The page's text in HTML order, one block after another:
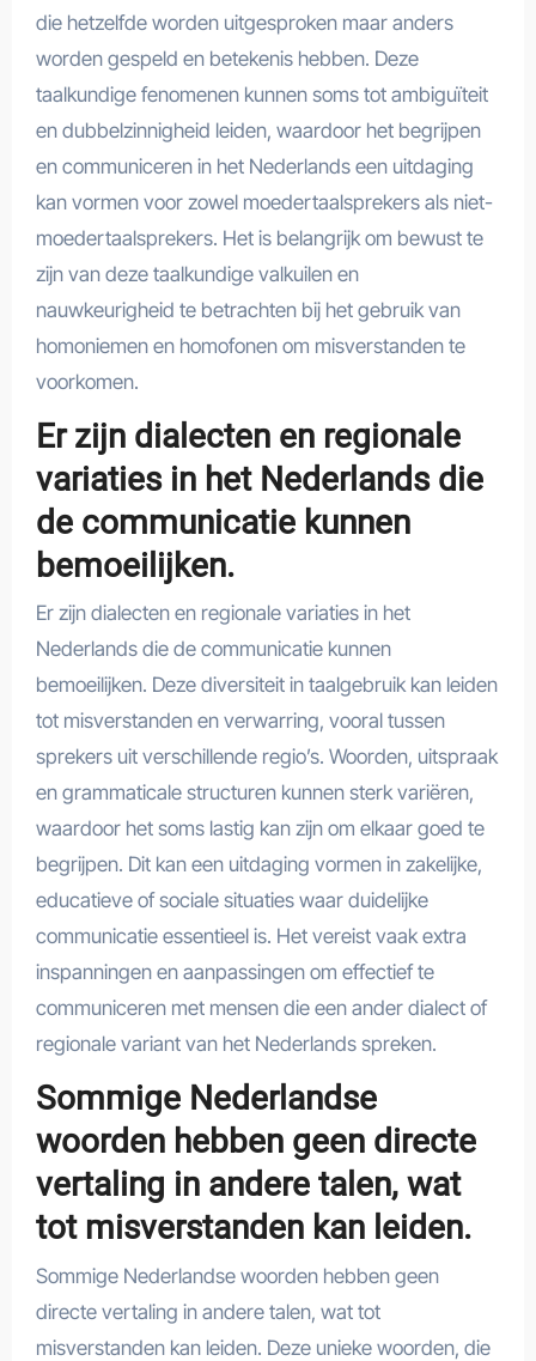
die hetzelfde worden uitgesproken maar anders
worden gespeld en betekenis hebben. Deze
taalkundige fenomenen kunnen soms tot ambiguïteit
en dubbelzinnigheid leiden, waardoor het begrijpen
en communiceren in het Nederlands een uitdaging
kan vormen voor zowel moedertaalsprekers als niet-
moedertaalsprekers. Het is belangrijk om bewust te
zijn van deze taalkundige valkuilen en
nauwkeurigheid te betrachten bij het gebruik van
homoniemen en homofonen om misverstanden te
voorkomen.
Er zijn dialecten en regionale
variaties in het Nederlands die
de communicatie kunnen
bemoeilijken.
Er zijn dialecten en regionale variaties in het
Nederlands die de communicatie kunnen
bemoeilijken. Deze diversiteit in taalgebruik kan leiden
tot misverstanden en verwarring, vooral tussen
sprekers uit verschillende regio’s. Woorden, uitspraak
en grammaticale structuren kunnen sterk variëren,
waardoor het soms lastig kan zijn om elkaar goed te
begrijpen. Dit kan een uitdaging vormen in zakelijke,
educatieve of sociale situaties waar duidelijke
communicatie essentieel is. Het vereist vaak extra
inspanningen en aanpassingen om effectief te
communiceren met mensen die een ander dialect of
regionale variant van het Nederlands spreken.
Sommige Nederlandse
woorden hebben geen directe
vertaling in andere talen, wat
tot misverstanden kan leiden.
Sommige Nederlandse woorden hebben geen
directe vertaling in andere talen, wat tot
misverstanden kan leiden. Deze unieke woorden, die